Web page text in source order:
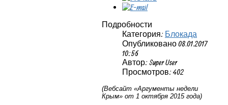
Подробности
Категория: Блокада
Опубликовано 08.01.2017
10:56
Автор: Super User
Просмотров: 402
(Вебсайт «Аргументы недели
Крым» от 1 октября 2015 года)